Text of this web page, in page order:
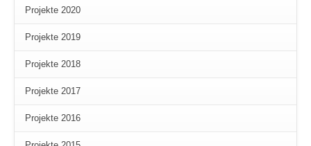
Projekte 2020
Projekte 2019
Projekte 2018
Projekte 2017
Projekte 2016